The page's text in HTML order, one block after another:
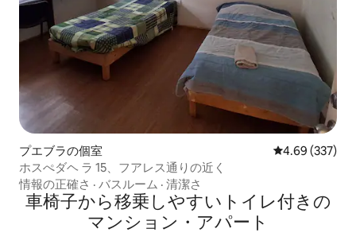
プエブラの個室 レビュー337
4.69 (337)
ホスぺダヘ ラ 15、フアレス通りの近く
情報の正確さ · バスルーム · 清潔さ
車椅子から移乗しやすいトイレ付きの
マンション・アパート